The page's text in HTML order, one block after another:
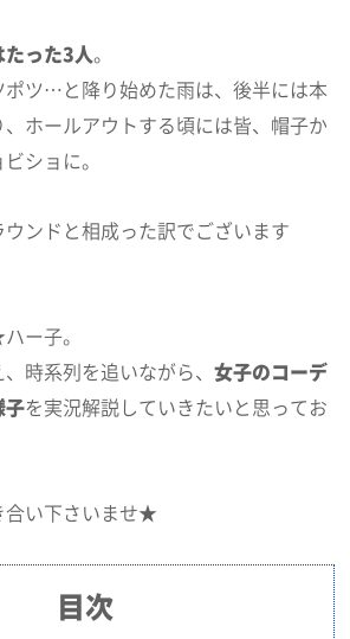
たった3人。
ポツ…と降り始めた雨は、後半には本
ホールアウトする頃には皆、帽子か
ショに。
ンドと相成った訳でございます
ー子。
時系列を追いながら、女子のコーデ
子を実況解説していきたいと思ってお
合い下さいませ★
目次